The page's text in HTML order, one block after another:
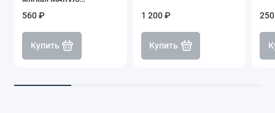
560 ₽
Купить
1 200 ₽
Купить